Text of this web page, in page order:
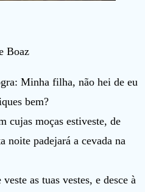
Boaz
Minha filha, não hei de eu
bem?
cujas moças estiveste, de
noite padejará a cevada na
as tuas vestes, e desce à